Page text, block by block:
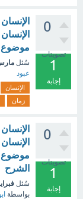
0
تصويتات
1
إجابة
موضوع
سُئل
عبود
الإنسان
زمان
0
تصويتات
1
إجابة
موضوع
الشرح
سُئل فبراير
بواسطة